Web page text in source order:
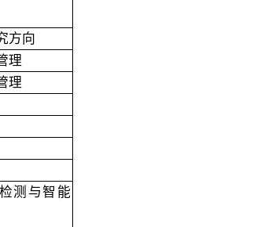
方向
理
理
测与智能